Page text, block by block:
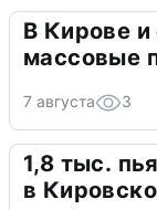
В Кирове и
массовые
7 августа 3
1,8 тыс.
в